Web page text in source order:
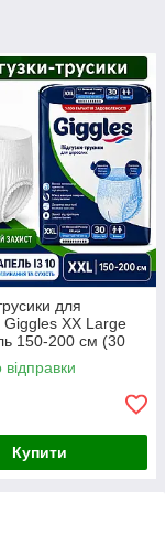
для
Giggles XX Large
150-200 см (30
Купити